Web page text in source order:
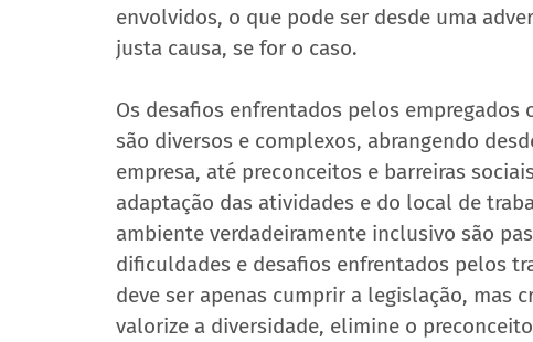
envolvidos, o que pode ser desde uma
justa causa, se for o caso.
Os desafios enfrentados pelos
são diversos e complexos, abrangendo
empresa, até preconceitos e barreiras
adaptação das atividades e do local de
ambiente verdadeiramente inclusivo são
dificuldades e desafios enfrentados pelos
deve ser apenas cumprir a legislação, mas
valorize a diversidade, elimine o